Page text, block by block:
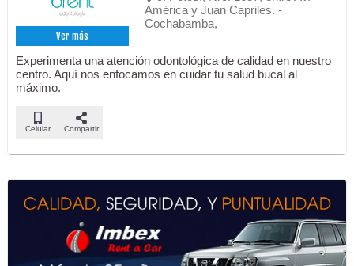
Ver más
América y Juan Capriles. -
Cochabamba,
Experimenta una atención odontológica de calidad en nuestro
centro. Aquí nos enfocamos en cuidar tu salud bucal al
máximo.
Celular Compartir